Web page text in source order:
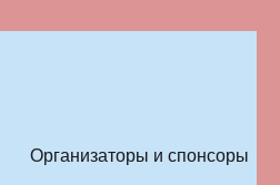
Организаторы и спонсоры